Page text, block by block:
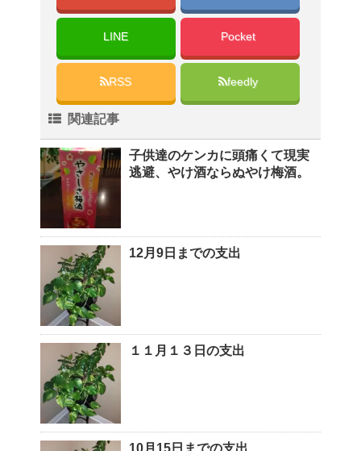
LINE Pocket
RSS feedly
関連記事
子供達のケンカに頭痛くて現実
逃避、やけ酒ならぬやけ梅酒。
12月9日までの支出
１１月１３日の支出
10月15日までの支出